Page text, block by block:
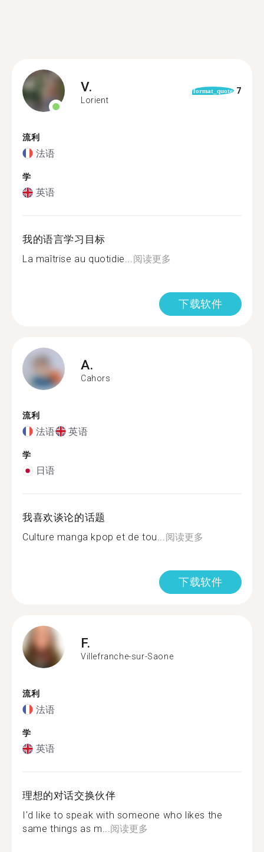
V.
Lorient
format_quote 7
流利
法语
学
英语
我的语言学习目标
La maîtrise au quotidie...阅读更多
下载软件
A.
Cahors
流利
法语 英语
学
日语
我喜欢谈论的话题
Culture manga kpop et de tou...阅读更多
下载软件
F.
Villefranche-sur-Saone
流利
法语
学
英语
理想的对话交换伙伴
I'd like to speak with someone who likes the
same things as m...阅读更多